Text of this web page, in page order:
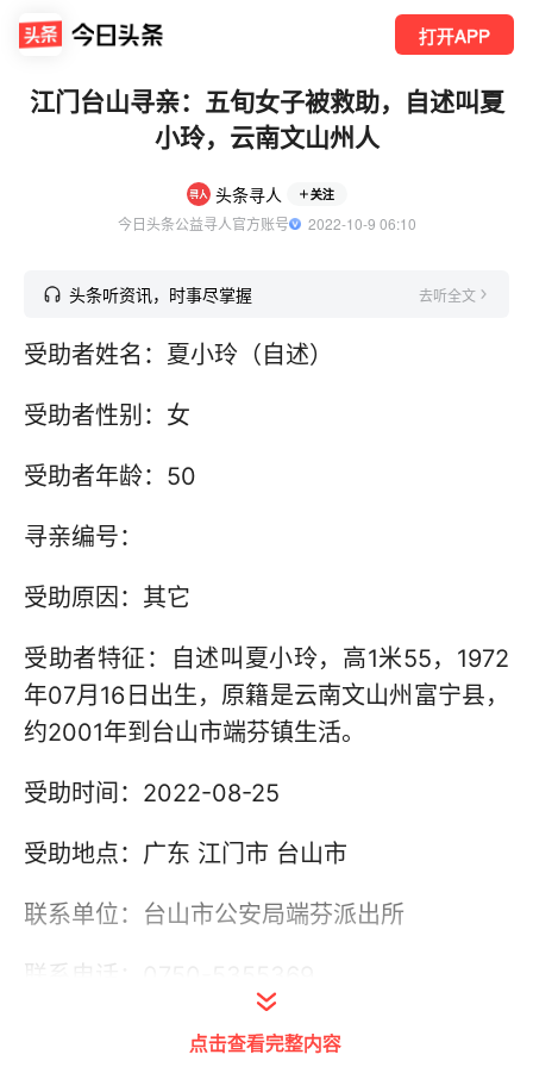
打开APP
江门台山寻亲：五旬女子被救助，自述叫夏
小玲，云南文山州人
头条寻人 关注
今日头条公益寻人官方账号
  2022-10-9 06:10
头条听资讯，时事尽掌握 去听全文
受助者姓名：夏小玲（自述）
受助者性别：女
受助者年龄：50
寻亲编号：
受助原因：其它
受助者特征：自述叫夏小玲，高1米55，1972
年07月16日出生，原籍是云南文山州富宁县，
约2001年到台山市端芬镇生活。
受助时间：2022-08-25
受助地点：广东 江门市 台山市
联系单位：台山市公安局端芬派出所
联系电话：0750-5355369
点击查看完整内容